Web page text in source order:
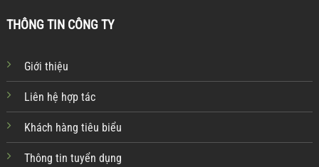
THÔNG TIN CÔNG TY
Giới thiệu
Liên hệ hợp tác
Khách hàng tiêu biểu
Thông tin tuyển dụng